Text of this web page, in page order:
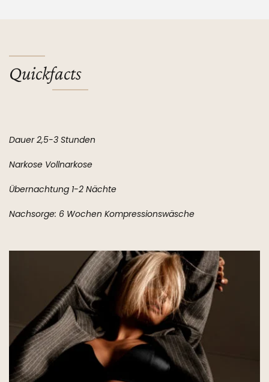
Quickfacts
Dauer 2,5-3 Stunden
Narkose Vollnarkose
Übernachtung 1-2 Nächte
Nachsorge: 6 Wochen Kompressionswäsche